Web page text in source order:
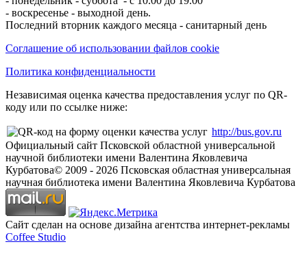
- воскресенье - выходной день.
Последний вторник каждого месяца - санитарный день
Соглашение об использовании файлов cookie
Политика конфиденциальности
Независимая оценка качества предоставления услуг по QR-
коду или по ссылке ниже:
http://bus.gov.ru
Официальный сайт Псковской областной универсальной
научной библиотеки имени Валентина Яковлевича
Курбатова© 2009 - 2026 Псковская областная универсальная
научная библиотека имени Валентина Яковлевича Курбатова
Сайт сделан на основе дизайна агентства интернет-рекламы
Coffee Studio